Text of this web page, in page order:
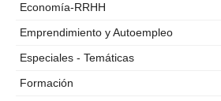
Economía-RRHH
Emprendimiento y Autoempleo
Especiales - Temáticas
Formación